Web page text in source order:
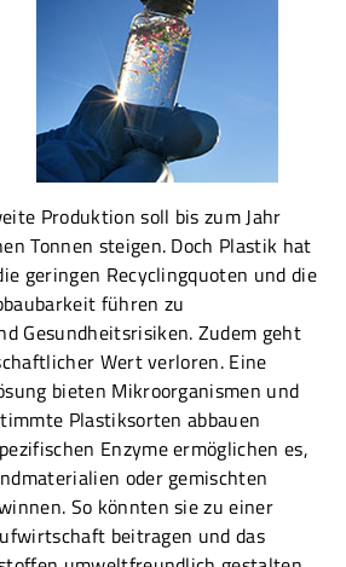
Produktion soll bis zum Jahr
Tonnen steigen. Doch Plastik hat
geringen Recyclingquoten und die
führen zu
Gesundheitsrisiken. Zudem geht
Wert verloren. Eine
bieten Mikroorganismen und
Plastiksorten abbauen
Enzyme ermöglichen es,
oder gemischten
So könnten sie zu einer
beitragen und das